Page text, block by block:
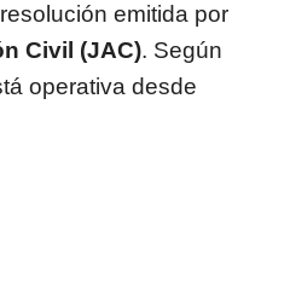
emitida por
Civil (JAC). Según
operativa desde